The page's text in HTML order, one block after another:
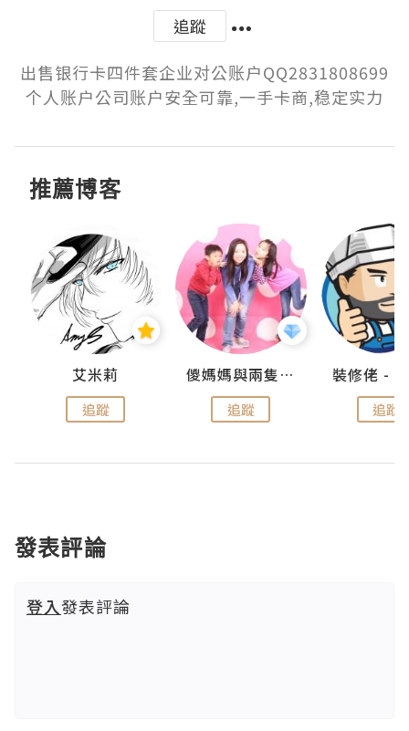
追蹤
出售银行卡四件套企业对公账户QQ2831808699
个人账户公司账户安全可靠,一手卡商,稳定实力
推薦博客
艾米莉
追蹤
儍媽媽與兩隻小魔怪之家
追蹤 追蹤
發表評論
登入發表評論